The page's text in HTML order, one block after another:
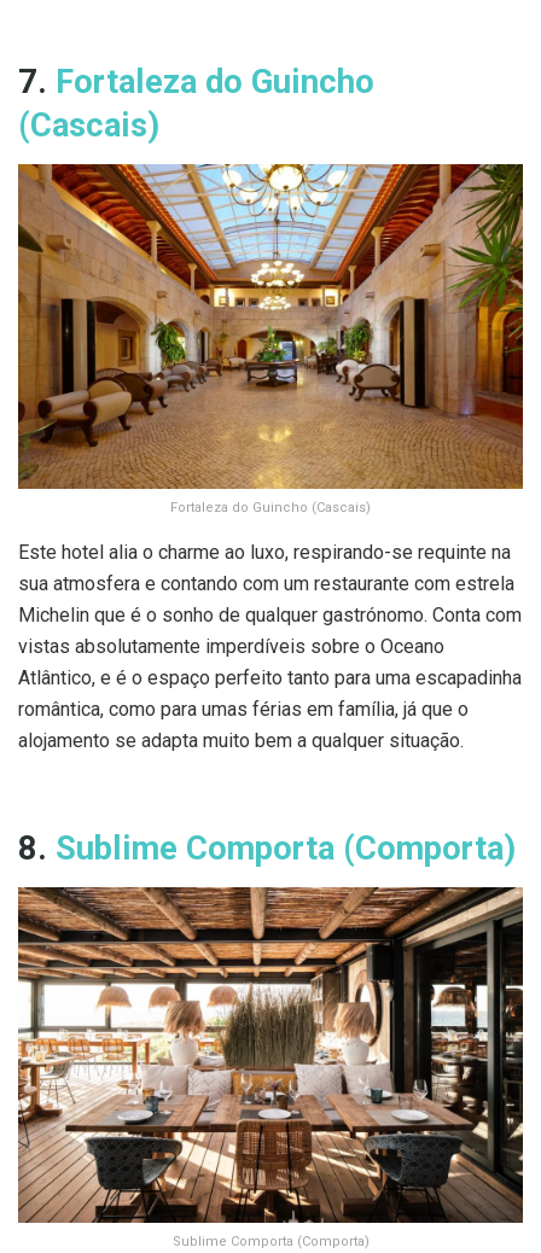
7. Fortaleza do Guincho
(Cascais)
Fortaleza do Guincho (Cascais)
Este hotel alia o charme ao luxo, respirando-se requinte na
sua atmosfera e contando com um restaurante com estrela
Michelin que é o sonho de qualquer gastrónomo. Conta com
vistas absolutamente imperdíveis sobre o Oceano
Atlântico, e é o espaço perfeito tanto para uma escapadinha
romântica, como para umas férias em família, já que o
alojamento se adapta muito bem a qualquer situação.
8. Sublime Comporta (Comporta)
Sublime Comporta (Comporta)